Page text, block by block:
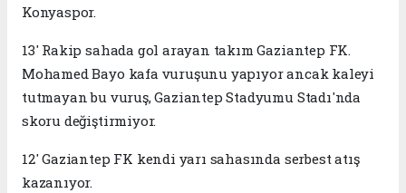
Konyaspor.
13' Rakip sahada gol arayan takım Gaziantep FK.
Mohamed Bayo kafa vuruşunu yapıyor ancak kaleyi
tutmayan bu vuruş, Gaziantep Stadyumu Stadı'nda
skoru değiştirmiyor.
12' Gaziantep FK kendi yarı sahasında serbest atış
kazanıyor.